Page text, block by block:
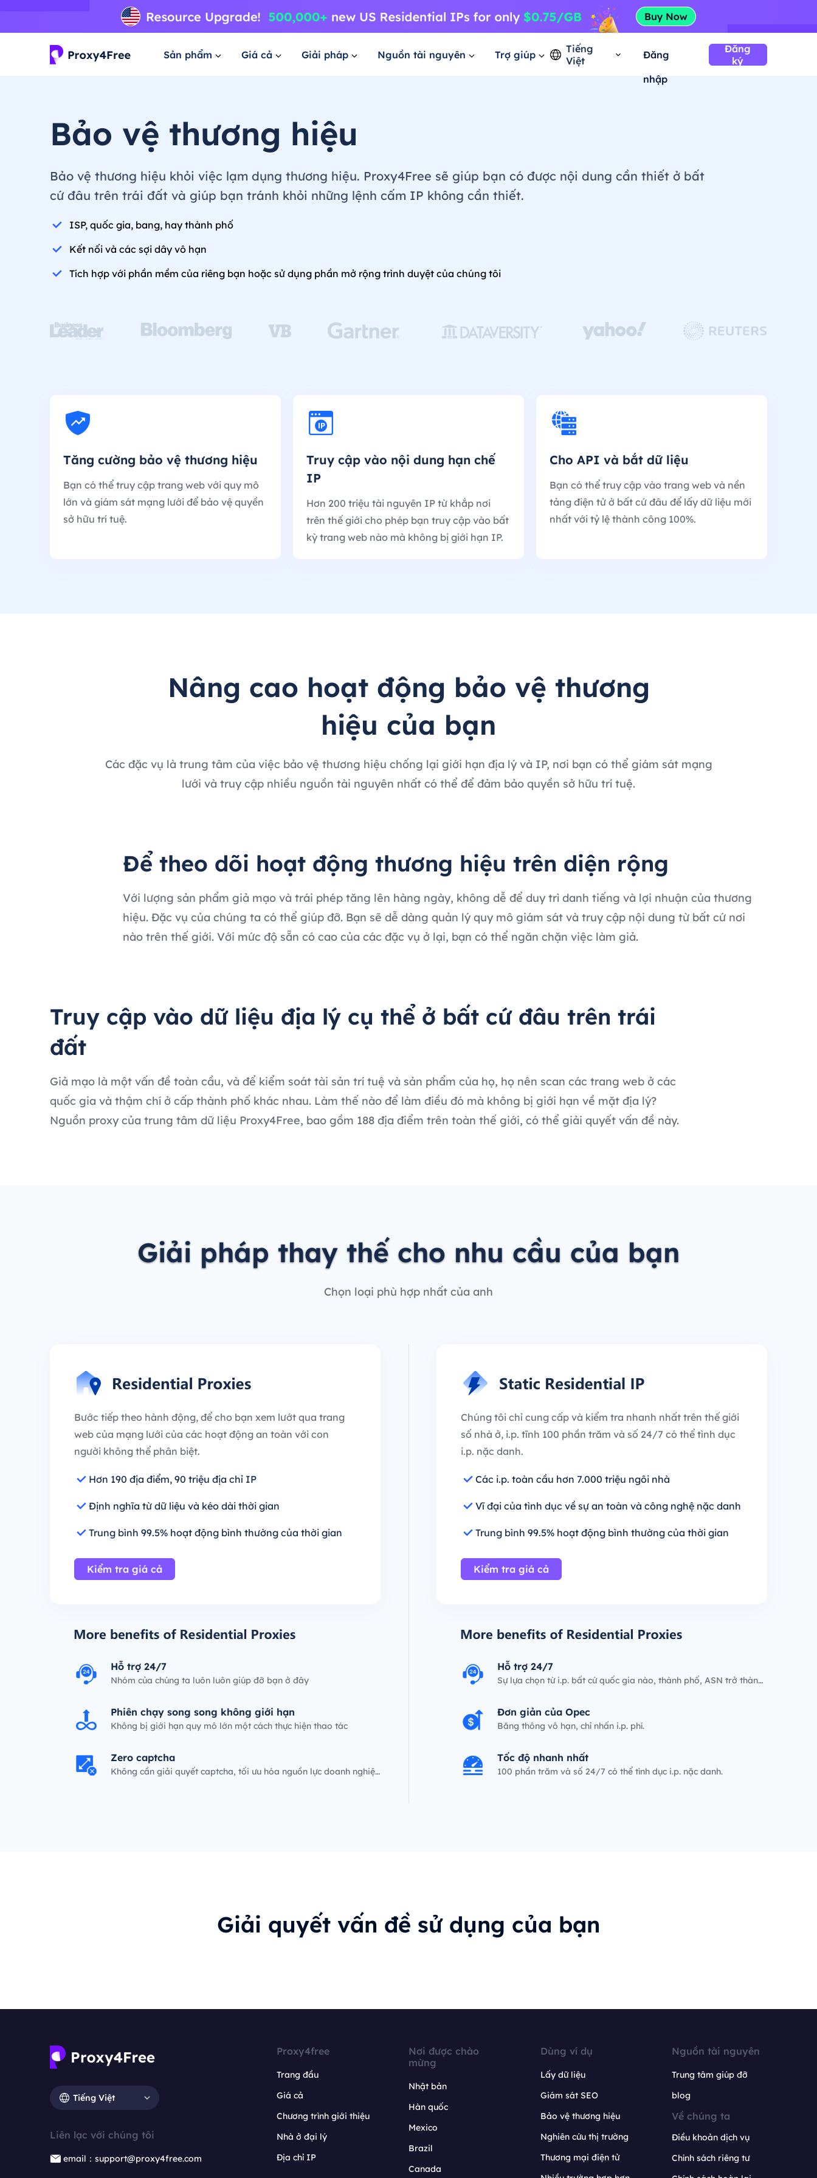
Sản phẩm Giá cả Giải pháp Nguồn tài nguyên Trợ giúp
Tiếng
Việt
Đăng
nhập
Đăng
ký
Bảo vệ thương hiệu
Bảo vệ thương hiệu khỏi việc lạm dụng thương hiệu. Proxy4Free sẽ giúp bạn có được nội dung cần thiết ở bất
cứ đâu trên trái đất và giúp bạn tránh khỏi những lệnh cấm IP không cần thiết.
ISP, quốc gia, bang, hay thành phố
Kết nối và các sợi dây vô hạn
Tích hợp với phần mềm của riêng bạn hoặc sử dụng phần mở rộng trình duyệt của chúng tôi
Tăng cường bảo vệ thương hiệu
Bạn có thể truy cập trang web với quy mô
lớn và giám sát mạng lưới để bảo vệ quyền
sở hữu trí tuệ.
Truy cập vào nội dung hạn chế
IP
Hơn 200 triệu tài nguyên IP từ khắp nơi
trên thế giới cho phép bạn truy cập vào bất
kỳ trang web nào mà không bị giới hạn IP.
Cho API và bắt dữ liệu
Bạn có thể truy cập vào trang web và nền
tảng điện tử ở bất cứ đâu để lấy dữ liệu mới
nhất với tỷ lệ thành công 100%.
Nâng cao hoạt động bảo vệ thương
hiệu của bạn
Các đặc vụ là trung tâm của việc bảo vệ thương hiệu chống lại giới hạn địa lý và IP, nơi bạn có thể giám sát mạng
lưới và truy cập nhiều nguồn tài nguyên nhất có thể để đảm bảo quyền sở hữu trí tuệ.
Để theo dõi hoạt động thương hiệu trên diện rộng
Với lượng sản phẩm giả mạo và trái phép tăng lên hàng ngày, không dễ để duy trì danh tiếng và lợi nhuận của thương
hiệu. Đặc vụ của chúng ta có thể giúp đỡ. Bạn sẽ dễ dàng quản lý quy mô giám sát và truy cập nội dung từ bất cứ nơi
nào trên thế giới. Với mức độ sẵn có cao của các đặc vụ ở lại, bạn có thể ngăn chặn việc làm giả.
Truy cập vào dữ liệu địa lý cụ thể ở bất cứ đâu trên trái
đất
Giả mạo là một vấn đề toàn cầu, và để kiểm soát tài sản trí tuệ và sản phẩm của họ, họ nên scan các trang web ở các
quốc gia và thậm chí ở cấp thành phố khác nhau. Làm thế nào để làm điều đó mà không bị giới hạn về mặt địa lý?
Nguồn proxy của trung tâm dữ liệu Proxy4Free, bao gồm 188 địa điểm trên toàn thế giới, có thể giải quyết vấn đề này.
Giải pháp thay thế cho nhu cầu của bạn
Chọn loại phù hợp nhất của anh
Bước tiếp theo hành động, để cho bạn xem lướt qua trang
web của mạng lưới của các hoạt động an toàn với con
người không thể phân biệt.
Hơn 190 địa điểm, 90 triệu địa chỉ IP
Định nghĩa từ dữ liệu và kéo dài thời gian
Trung bình 99.5% hoạt động bình thường của thời gian
Kiểm tra giá cả
Hỗ trợ 24/7
Nhóm của chúng ta luôn luôn giúp đỡ bạn ở đây
Phiên chạy song song không giới hạn
Không bị giới hạn quy mô lớn một cách thực hiện thao tác
Zero captcha
Không cần giải quyết captcha, tối ưu hóa nguồn lực doanh nghiệ
Chúng tôi chỉ cung cấp và kiểm tra nhanh nhất trên thế giới
số nhà ở, i.p. tĩnh 100 phần trăm và số 24/7 có thể tình dục
i.p. nặc danh.
Các i.p. toàn cầu hơn 7.000 triệu ngôi nhà
Vĩ đại của tình dục về sự an toàn và công nghệ nặc danh
Trung bình 99.5% hoạt động bình thường của thời gian
Kiểm tra giá cả
Hỗ trợ 24/7
Sự lựa chọn từ i.p. bất cứ quốc gia nào, thành phố, ASN trở thàng
Đơn giản của Opec
Băng thông vô hạn, chỉ nhấn i.p. phí.
Tốc độ nhanh nhất
100 phần trăm và số 24/7 có thể tình dục i.p. nặc danh.
Giải quyết vấn đề sử dụng của bạn
Tiếng Việt
Liên lạc với chúng tôi
email：support@proxy4free.com
Proxy4free
Trang đầu
Giá cả
Chương trình giới thiệu
Nhà ở đại lý
Địa chỉ IP
Nơi được chào
mừng
Nhật bản
Hàn quốc
Mexico
Brazil
Canada
Dùng ví dụ
Lấy dữ liệu
Giám sát SEO
Bảo vệ thương hiệu
Nghiên cứu thị trường
Thương mại điện tử
Nguồn tài nguyên
Trung tâm giúp đỡ
blog
Về chúng ta
Điều khoản dịch vụ
Chính sách riêng tư